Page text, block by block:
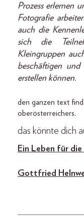
Prozess erlernen
Fotografie
auch die
sich die
Kleingruppen
beschäftigen
erstellen können.
den ganzen text
oberösterreichers.
das könnte dich
Ein Leben für
Gottfried